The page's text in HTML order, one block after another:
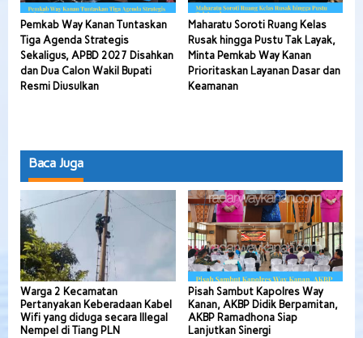
Pemkab Way Kanan Tuntaskan
Tiga Agenda Strategis
Sekaligus, APBD 2027 Disahkan
dan Dua Calon Wakil Bupati
Resmi Diusulkan
Maharatu Soroti Ruang Kelas
Rusak hingga Pustu Tak Layak,
Minta Pemkab Way Kanan
Prioritaskan Layanan Dasar dan
Keamanan
Baca Juga
Warga 2 Kecamatan
Pertanyakan Keberadaan Kabel
Wifi yang diduga secara Illegal
Nempel di Tiang PLN
Pisah Sambut Kapolres Way
Kanan, AKBP Didik Berpamitan,
AKBP Ramadhona Siap
Lanjutkan Sinergi